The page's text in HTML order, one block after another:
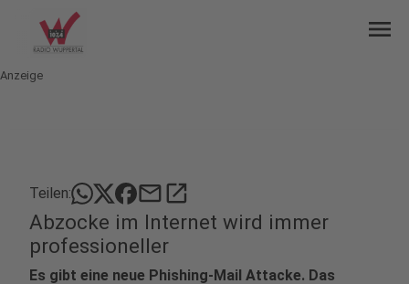
menu
Anzeige
Teilen: mailopen_in_new
Abzocke im Internet wird immer
professioneller
Es gibt eine neue Phishing-Mail Attacke. Das